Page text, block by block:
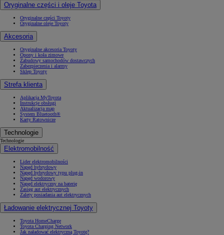
Oryginalne części i oleje Toyota
Oryginalne części Toyoty
Oryginalne oleje Toyoty
Akcesoria
Oryginalne akcesoria Toyoty
Opony i koła zimowe
Zabudowy samochodów dostawczych
Zabezpieczenia i alarmy
Sklep Toyoty
Strefa klienta
Aplikacja MyToyota
Instrukcje obsługi
Aktualizacja map
System Bluetooth®
Karty Ratownicze
Technologie
Technologie
Elektromobilność
Lider elektromobilności
Napęd hybrydowy
Napęd hybrydowy typu plug-in
Napęd wodorowy
Napęd elektryczny na baterię
Zasięg aut elektrycznych
Zalety posiadania aut elektrycznych
Ładowanie elektrycznej Toyoty
Toyota HomeCharge
Toyota Charging Network
Jak naładować elektryczną Toyotę?